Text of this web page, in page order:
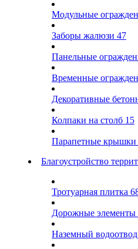
Модульные
Заборы жалюзи 47
Панельные
Временные
Декоративные
Колпаки на столб 15
Парапетные крышки
Благоустройство
Тротуарная плитка
Дорожные элементы
Наземный водоотвод